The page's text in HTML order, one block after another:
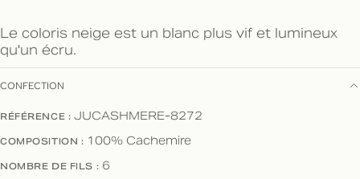
Le coloris neige est un blanc plus vif et lumineux
qu'un écru.
CONFECTION
RÉFÉRENCE : JUCASHMERE-8272
COMPOSITION : 100% Cachemire
NOMBRE DE FILS : 6